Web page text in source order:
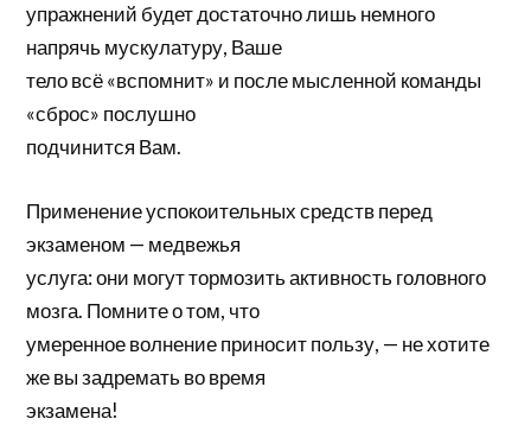
упражнений будет достаточно лишь немного
напрячь мускулатуру, Ваше
тело всё «вспомнит» и после мысленной команды
«сброс» послушно
подчинится Вам.
Применение успокоительных средств перед
экзаменом — медвежья
услуга: они могут тормозить активность головного
мозга. Помните о том, что
умеренное волнение приносит пользу, — не хотите
же вы задремать во время
экзамена!